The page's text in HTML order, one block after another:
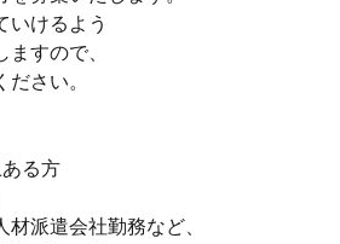
いけるよう
ますので、
さい。
ある方
材派遣会社勤務など、